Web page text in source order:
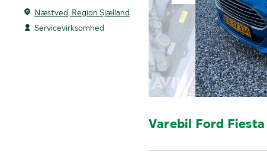
Næstved, Region Sjælland
Servicevirksomhed
Varebil Ford Fiesta